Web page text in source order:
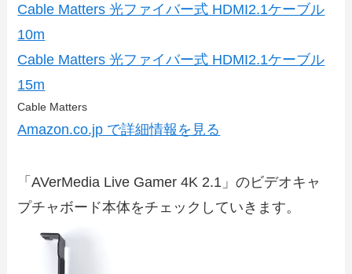
Cable Matters 光ファイバー式 HDMI2.1ケーブル
10m
Cable Matters 光ファイバー式 HDMI2.1ケーブル
15m
Cable Matters
Amazon.co.jp で詳細情報を見る
「AVerMedia Live Gamer 4K 2.1」のビデオキャ
プチャボード本体をチェックしていきます。